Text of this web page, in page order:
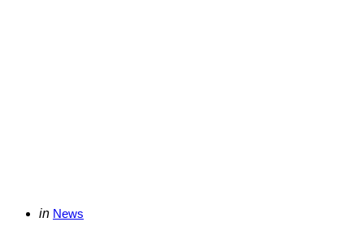
Categories
Posted
in News